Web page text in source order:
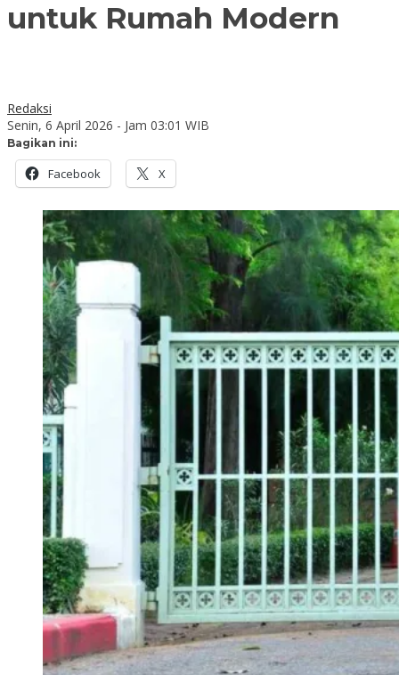
untuk Rumah Modern
Redaksi
Senin, 6 April 2026 - Jam 03:01 WIB
Bagikan ini:
Facebook X